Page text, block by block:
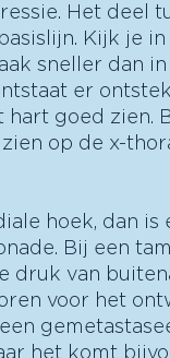
Het deel
Kijk je
sneller dan
er
hart goed
op de x-
hoek, dan
Bij een
druk van
voor het
het komt